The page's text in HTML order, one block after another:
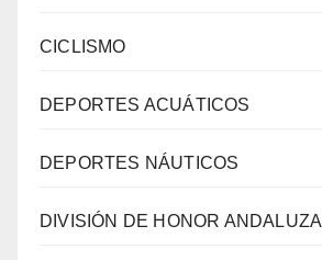
CICLISMO
DEPORTES ACUÁTICOS
DEPORTES NÁUTICOS
DIVISIÓN DE HONOR ANDALUZA